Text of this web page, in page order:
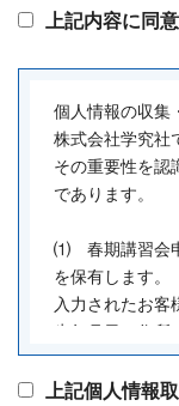
第６条 学習指
認のため、新た
破棄されるもの
(本科登録書提
日から起算して
ができます。
2 前項の契約の
た書面を発信し
3 特定継続的役
不実の事を告げ
①．契約書面を
ることができま
ます。)第44 条
の規定による特
項につき不実
をし、又は学究
項の規定による
かった場合には
面を契約者が受
③．①に記す契
上記内容に同
個人情報の収集
株式会社学究社
その重要性を認
であります。
⑴ 春期講習会申
を保有します。
入力されたお客
ています。
上記個人情報